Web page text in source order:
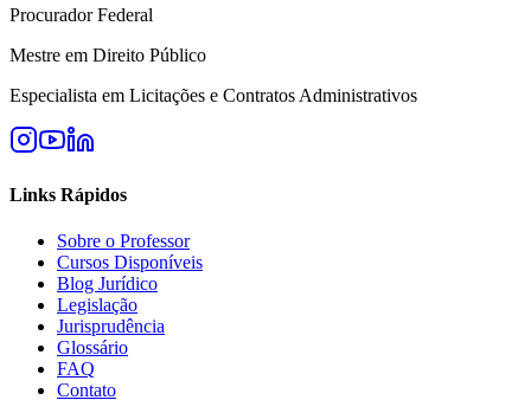
Procurador Federal
Mestre em Direito Público
Especialista em Licitações e Contratos Administrativos
Links Rápidos
Sobre o Professor
Cursos Disponíveis
Blog Jurídico
Legislação
Jurisprudência
Glossário
FAQ
Contato